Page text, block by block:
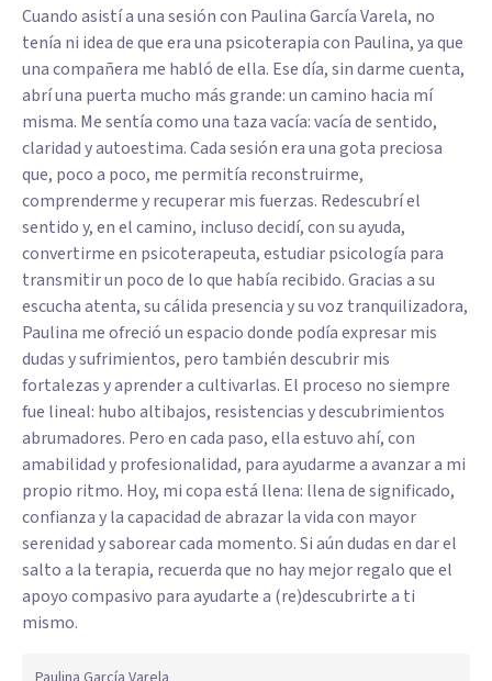
Cuando asistí a una sesión con Paulina García Varela, no
tenía ni idea de que era una psicoterapia con Paulina, ya que
una compañera me habló de ella. Ese día, sin darme cuenta,
abrí una puerta mucho más grande: un camino hacia mí
misma. Me sentía como una taza vacía: vacía de sentido,
claridad y autoestima. Cada sesión era una gota preciosa
que, poco a poco, me permitía reconstruirme,
comprenderme y recuperar mis fuerzas. Redescubrí el
sentido y, en el camino, incluso decidí, con su ayuda,
convertirme en psicoterapeuta, estudiar psicología para
transmitir un poco de lo que había recibido. Gracias a su
escucha atenta, su cálida presencia y su voz tranquilizadora,
Paulina me ofreció un espacio donde podía expresar mis
dudas y sufrimientos, pero también descubrir mis
fortalezas y aprender a cultivarlas. El proceso no siempre
fue lineal: hubo altibajos, resistencias y descubrimientos
abrumadores. Pero en cada paso, ella estuvo ahí, con
amabilidad y profesionalidad, para ayudarme a avanzar a mi
propio ritmo. Hoy, mi copa está llena: llena de significado,
confianza y la capacidad de abrazar la vida con mayor
serenidad y saborear cada momento. Si aún dudas en dar el
salto a la terapia, recuerda que no hay mejor regalo que el
apoyo compasivo para ayudarte a (re)descubrirte a ti
mismo.